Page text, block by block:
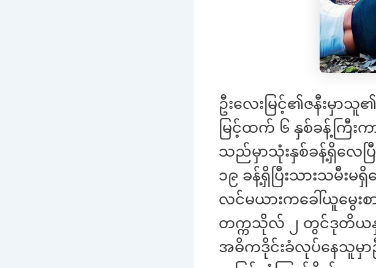
ဦးလေးမြင့်၏ဇနီးမှာသူ
မြင့်ထက် ၆ နှစ်ခန့်ကြီး
သည်မှာသုံးနှစ်ခန့်ရှိလေပ
၁၉ ခန့်ရှိပြီးသားသမီးမ
လင်မယားကခေါ်ယူမွေးစ
တက္ကသိုလ် ၂ တွင်ဒုတိယနှ
အဓိကဒိုင်းခံလုပ်နေသူမှာဦ